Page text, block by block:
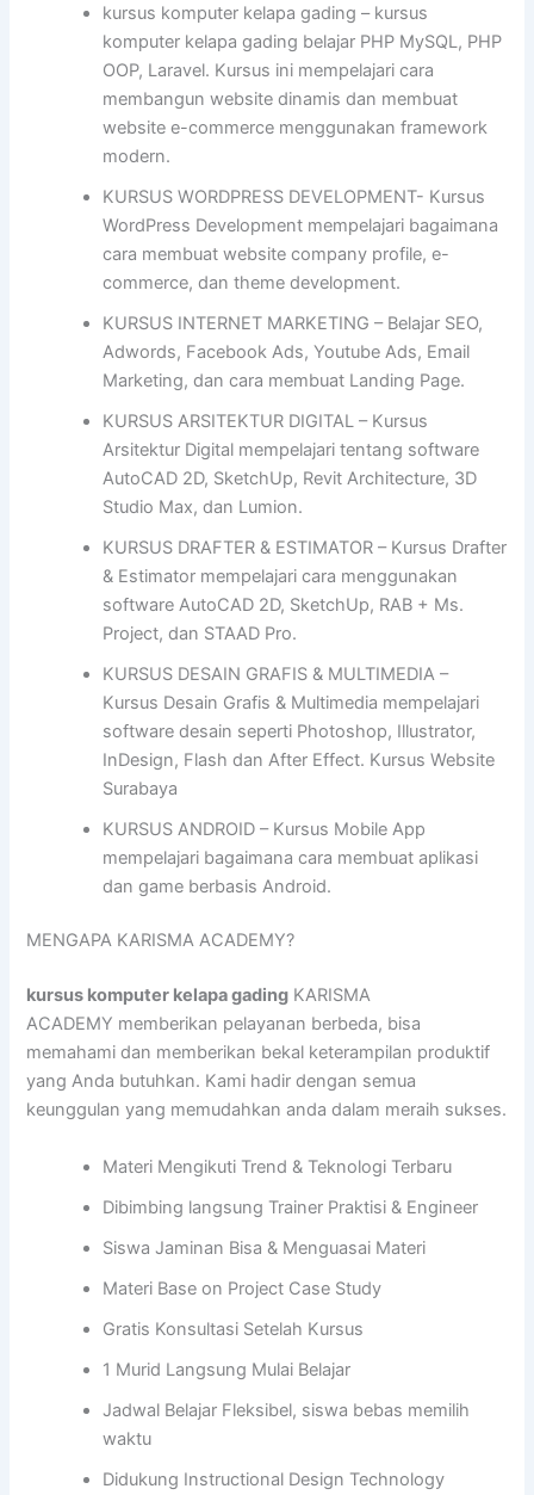
kursus komputer kelapa gading – kursus
komputer kelapa gading belajar PHP MySQL, PHP
OOP, Laravel. Kursus ini mempelajari cara
membangun website dinamis dan membuat
website e-commerce menggunakan framework
modern.
KURSUS WORDPRESS DEVELOPMENT- Kursus
WordPress Development mempelajari bagaimana
cara membuat website company profile, e-
commerce, dan theme development.
KURSUS INTERNET MARKETING – Belajar SEO,
Adwords, Facebook Ads, Youtube Ads, Email
Marketing, dan cara membuat Landing Page.
KURSUS ARSITEKTUR DIGITAL – Kursus
Arsitektur Digital mempelajari tentang software
AutoCAD 2D, SketchUp, Revit Architecture, 3D
Studio Max, dan Lumion.
KURSUS DRAFTER & ESTIMATOR – Kursus Drafter
& Estimator mempelajari cara menggunakan
software AutoCAD 2D, SketchUp, RAB + Ms.
Project, dan STAAD Pro.
KURSUS DESAIN GRAFIS & MULTIMEDIA –
Kursus Desain Grafis & Multimedia mempelajari
software desain seperti Photoshop, Illustrator,
InDesign, Flash dan After Effect. Kursus Website
Surabaya
KURSUS ANDROID – Kursus Mobile App
mempelajari bagaimana cara membuat aplikasi
dan game berbasis Android.
MENGAPA KARISMA ACADEMY?
kursus komputer kelapa gading KARISMA
ACADEMY memberikan pelayanan berbeda, bisa
memahami dan memberikan bekal keterampilan produktif
yang Anda butuhkan. Kami hadir dengan semua
keunggulan yang memudahkan anda dalam meraih sukses.
Materi Mengikuti Trend & Teknologi Terbaru
Dibimbing langsung Trainer Praktisi & Engineer
Siswa Jaminan Bisa & Menguasai Materi
Materi Base on Project Case Study
Gratis Konsultasi Setelah Kursus
1 Murid Langsung Mulai Belajar
Jadwal Belajar Fleksibel, siswa bebas memilih
waktu
Didukung Instructional Design Technology